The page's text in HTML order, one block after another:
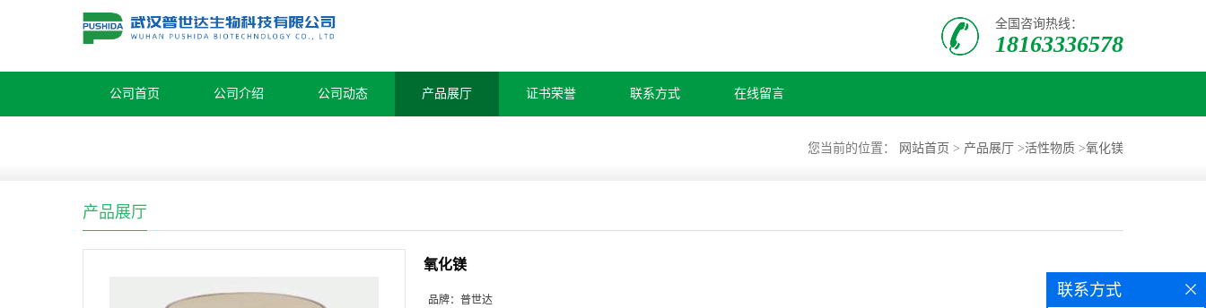
全国咨询热线：
18163336578
公司首页 公司介绍 公司动态 产品展厅 证书荣誉 联系方式 在线留言
您当前的位置： 网站首页 > 产品展厅 >活性物质 >氧化镁
产品展厅
氧化镁
品牌： 普世达
联系方式